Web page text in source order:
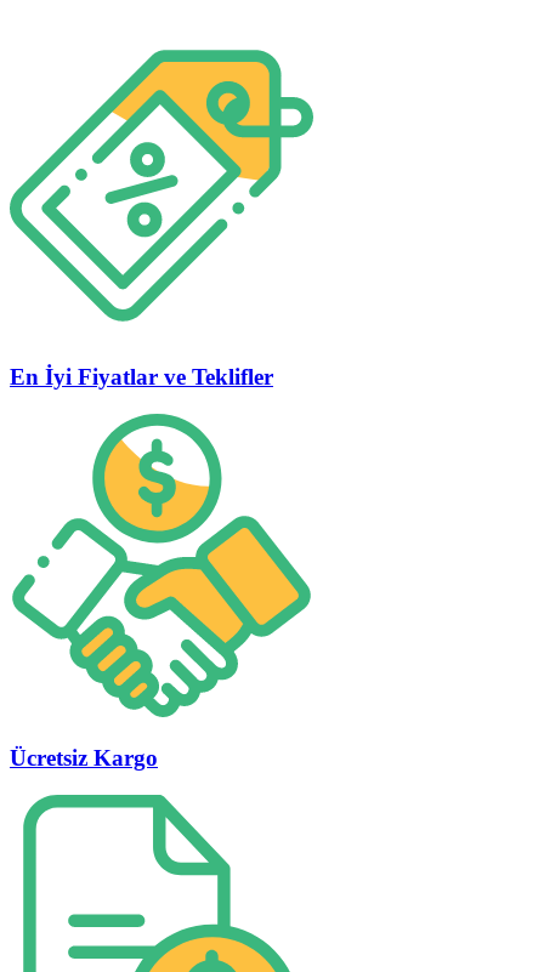
En İyi Fiyatlar ve Teklifler
Ücretsiz Kargo